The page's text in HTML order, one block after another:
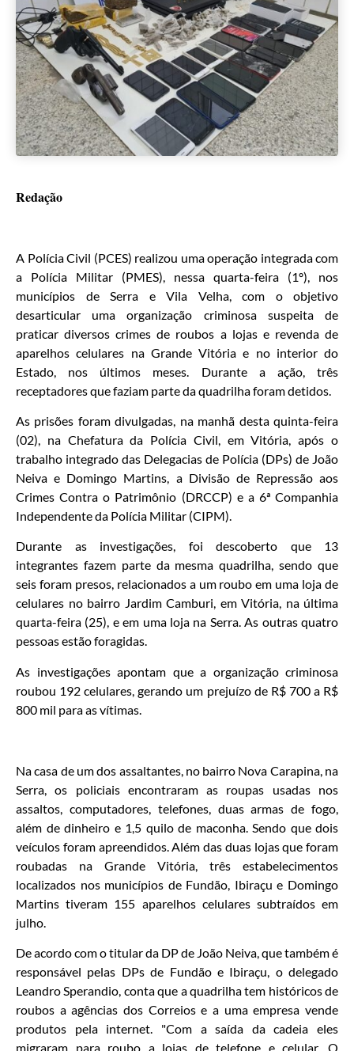
Redação
A Polícia Civil (PCES) realizou uma operação integrada com
a Polícia Militar (PMES), nessa quarta-feira (1º), nos
municípios de Serra e Vila Velha, com o objetivo
desarticular uma organização criminosa suspeita de
praticar diversos crimes de roubos a lojas e revenda de
aparelhos celulares na Grande Vitória e no interior do
Estado, nos últimos meses. Durante a ação, três
receptadores que faziam parte da quadrilha foram detidos.
As prisões foram divulgadas, na manhã desta quinta-feira
(02), na Chefatura da Polícia Civil, em Vitória, após o
trabalho integrado das Delegacias de Polícia (DPs) de João
Neiva e Domingo Martins, a Divisão de Repressão aos
Crimes Contra o Patrimônio (DRCCP) e a 6ª Companhia
Independente da Polícia Militar (CIPM).
Durante as investigações, foi descoberto que 13
integrantes fazem parte da mesma quadrilha, sendo que
seis foram presos, relacionados a um roubo em uma loja de
celulares no bairro Jardim Camburi, em Vitória, na última
quarta-feira (25), e em uma loja na Serra. As outras quatro
pessoas estão foragidas.
As investigações apontam que a organização criminosa
roubou 192 celulares, gerando um prejuízo de R$ 700 a R$
800 mil para as vítimas.
Na casa de um dos assaltantes, no bairro Nova Carapina, na
Serra, os policiais encontraram as roupas usadas nos
assaltos, computadores, telefones, duas armas de fogo,
além de dinheiro e 1,5 quilo de maconha. Sendo que dois
veículos foram apreendidos. Além das duas lojas que foram
roubadas na Grande Vitória, três estabelecimentos
localizados nos municípios de Fundão, Ibiraçu e Domingo
Martins tiveram 155 aparelhos celulares subtraídos em
julho.
De acordo com o titular da DP de João Neiva, que também é
responsável pelas DPs de Fundão e Ibiraçu, o delegado
Leandro Sperandio, conta que a quadrilha tem históricos de
roubos a agências dos Correios e a uma empresa vende
produtos pela internet. "Com a saída da cadeia eles
migraram para roubo a lojas de telefone e celular. O